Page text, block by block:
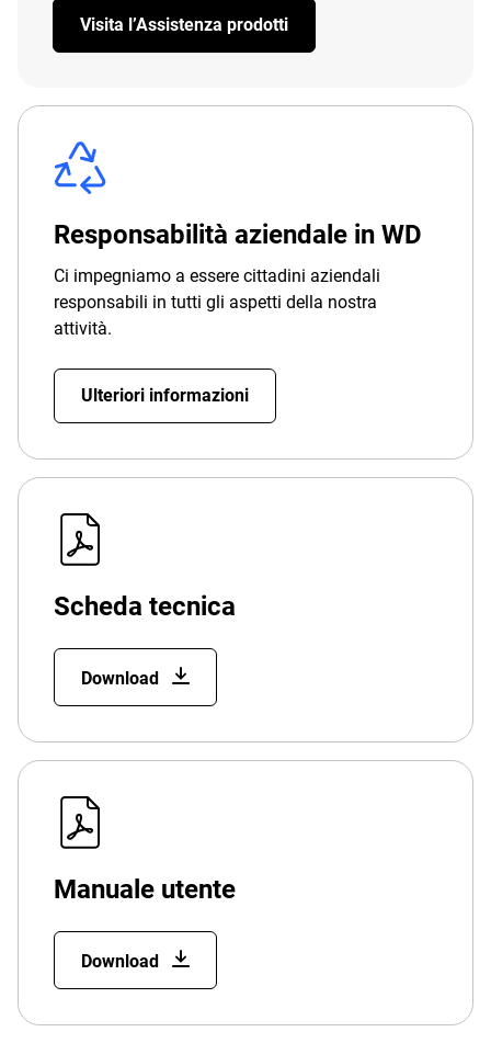
Visita l’Assistenza prodotti
Responsabilità aziendale in WD
Ci impegniamo a essere cittadini aziendali
responsabili in tutti gli aspetti della nostra
attività.
Ulteriori informazioni
Scheda tecnica
Download
Manuale utente
Download